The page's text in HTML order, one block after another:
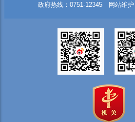
政府热线：0751-12345 网站维护